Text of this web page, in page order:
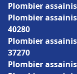
Plombier
Plombier
40280
Plombier
37270
Plombier